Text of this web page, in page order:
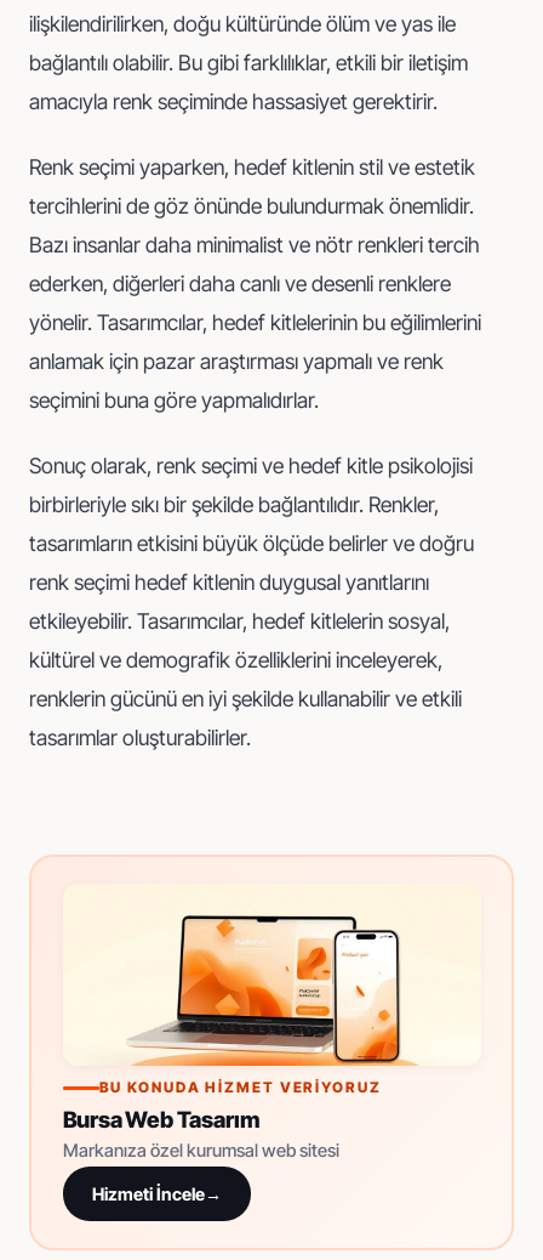
ilişkilendirilirken, doğu kültüründe ölüm ve yas ile
bağlantılı olabilir. Bu gibi farklılıklar, etkili bir iletişim
amacıyla renk seçiminde hassasiyet gerektirir.
Renk seçimi yaparken, hedef kitlenin stil ve estetik
tercihlerini de göz önünde bulundurmak önemlidir.
Bazı insanlar daha minimalist ve nötr renkleri tercih
ederken, diğerleri daha canlı ve desenli renklere
yönelir. Tasarımcılar, hedef kitlelerinin bu eğilimlerini
anlamak için pazar araştırması yapmalı ve renk
seçimini buna göre yapmalıdırlar.
Sonuç olarak, renk seçimi ve hedef kitle psikolojisi
birbirleriyle sıkı bir şekilde bağlantılıdır. Renkler,
tasarımların etkisini büyük ölçüde belirler ve doğru
renk seçimi hedef kitlenin duygusal yanıtlarını
etkileyebilir. Tasarımcılar, hedef kitlelerin sosyal,
kültürel ve demografik özelliklerini inceleyerek,
renklerin gücünü en iyi şekilde kullanabilir ve etkili
tasarımlar oluşturabilirler.
BU KONUDA HIZMET VERIYORUZ
Bursa Web Tasarım
Markanıza özel kurumsal web sitesi
Hizmeti İncele→